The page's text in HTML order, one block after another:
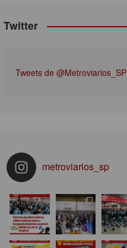
Twitter
Tweets de @Metroviarios_SP
metroviarios_sp